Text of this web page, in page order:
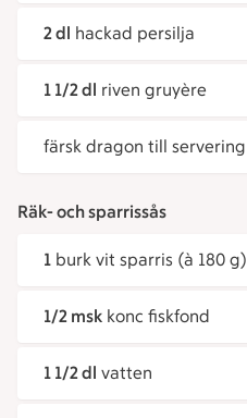
2 dl hackad persilja
1 1/2 dl riven gruyère
färsk dragon till servering
Räk- och sparrissås
1 burk vit sparris (à 180 g)
1/2 msk konc fiskfond
1 1/2 dl vatten